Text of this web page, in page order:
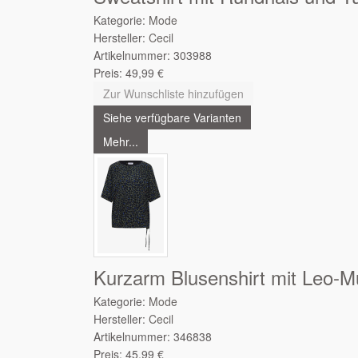
Kategorie: Mode
Hersteller: Cecil
Artikelnummer: 303988
Preis: 49,99 €
Zur Wunschliste hinzufügen
Siehe verfügbare Varianten
Mehr...
Kurzarm Blusenshirt mit Leo-
Kategorie: Mode
Hersteller: Cecil
Artikelnummer: 346838
Preis: 45,99 €